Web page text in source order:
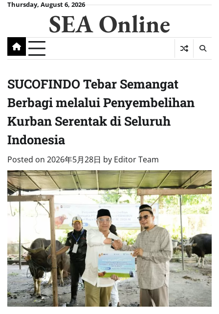
SkipThursday, August 6, 2026
SEA Online
SUCOFINDO Tebar Semangat
Berbagi melalui Penyembelihan
Kurban Serentak di Seluruh
Indonesia
Posted on 2026年5月28日 by Editor Team